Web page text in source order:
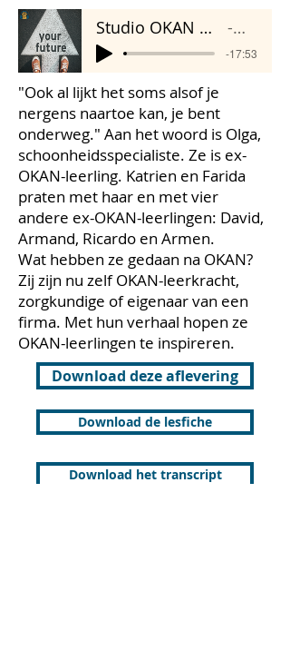
Studio OKAN 10 - Het leven na OKAN
-17:53
"Ook al lijkt het soms alsof je
nergens naartoe kan, je bent
onderweg." Aan het woord is Olga,
schoonheidsspecialiste. Ze is ex-
OKAN-leerling. Katrien en Farida
praten met haar en met vier
andere ex-OKAN-leerlingen: David,
Armand, Ricardo en Armen.
Wat hebben ze gedaan na OKAN?
Zij zijn nu zelf OKAN-leerkracht,
zorgkundige of eigenaar van een
firma. Met hun verhaal hopen ze
OKAN-leerlingen te inspireren.
Download deze aflevering
Download de lesfiche
Download het transcript